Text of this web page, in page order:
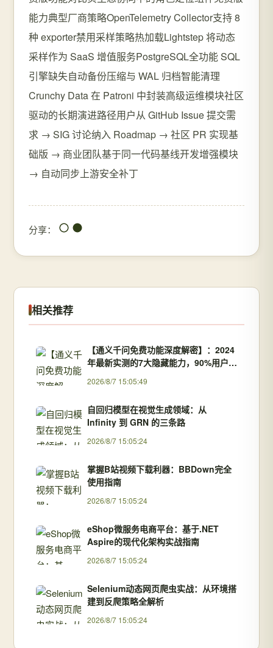
能力典型厂商策略OpenTelemetry Collector支持 8
种 exporter禁用采样策略热加载Lightstep 将动态
采样作为 SaaS 增值服务PostgreSQL全功能 SQL
引擎缺失自动备份压缩与 WAL 归档智能清理
Crunchy Data 在 Patroni 中封装高级运维模块社区
驱动的长期演进路径用户从 GitHub Issue 提交需
求 → SIG 讨论纳入 Roadmap → 社区 PR 实现基
础版 → 商业团队基于同一代码基线开发增强模块
→ 自动同步上游安全补丁
分享：
相关推荐
【通义千问免费功能深度解密】：2024
年最新实测的7大隐藏能力，90%用户还
2026/8/7 15:05:49
自回归模型在视觉生成领域：从
Infinity 到 GRN 的三条路
2026/8/7 15:05:24
掌握B站视频下载利器：BBDown完全
使用指南
2026/8/7 15:05:24
eShop微服务电商平台：基于.NET
Aspire的现代化架构实战指南
2026/8/7 15:05:24
Selenium动态网页爬虫实战：从环境搭
建到反爬策略全解析
2026/8/7 15:05:24